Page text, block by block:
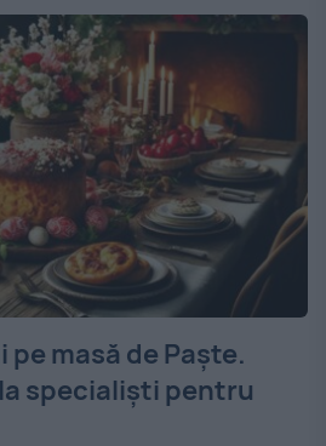
masă de Paște.
specialiști pentru